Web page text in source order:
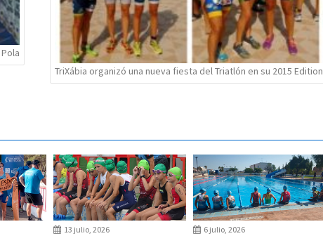
TriXábia organizó una nueva fiesta del Triatlón en su 2015 Edition
13 julio, 2026 6 julio, 2026